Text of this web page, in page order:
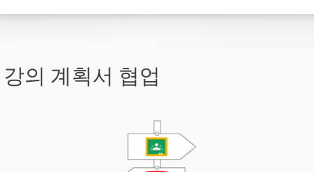
강의 계획서 협업